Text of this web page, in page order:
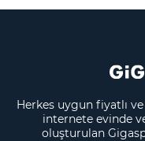
Herkes uygun fiyatlı
internete evinde
oluşturulan